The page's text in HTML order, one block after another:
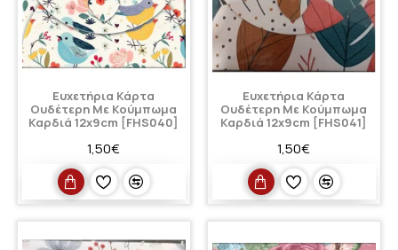
Ευχετήρια Κάρτα
Ουδέτερη Με Κούμπωμα
Καρδιά 12x9cm [FHS040]
1,50€
Ευχετήρια Κάρτα
Ουδέτερη Με Κούμπωμα
Καρδιά 12x9cm [FHS041]
1,50€